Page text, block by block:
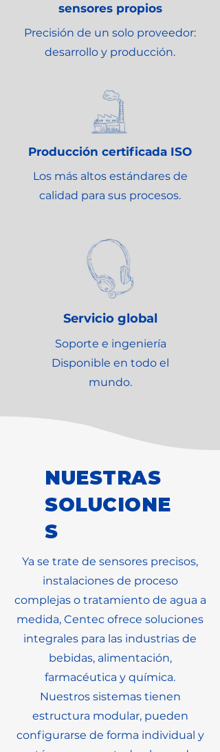
sensores propios
Precisión de un solo proveedor:
desarrollo y producción.
Producción certificada ISO
Los más altos estándares de
calidad para sus procesos.
Servicio global
Soporte e ingeniería
Disponible en todo el
mundo.
NUESTRAS
SOLUCIONE
S
Ya se trate de sensores precisos,
instalaciones de proceso
complejas o tratamiento de agua a
medida, Centec ofrece soluciones
integrales para las industrias de
bebidas, alimentación,
farmacéutica y química.
Nuestros sistemas tienen
estructura modular, pueden
configurarse de forma individual y